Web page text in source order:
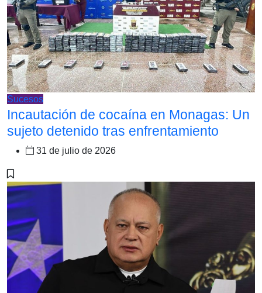
Sucesos
Incautación de cocaína en Monagas: Un
sujeto detenido tras enfrentamiento
31 de julio de 2026